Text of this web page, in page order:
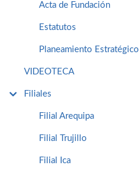
Acta de Fundación
Estatutos
Planeamiento Estratégico
VIDEOTECA
Filiales
Filial Arequipa
Filial Trujillo
Filial Ica